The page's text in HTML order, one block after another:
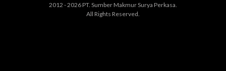
2012 - 2026 PT. Sumber Makmur Surya Perkasa.
All Rights Reserved.